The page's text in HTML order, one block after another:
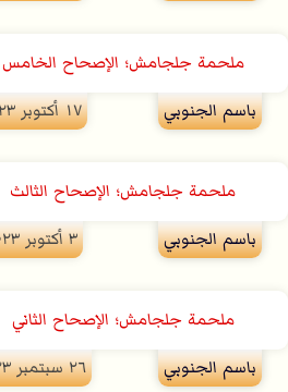
ملحمة جلجامش؛ الإصحاح الخامس
باسم الجنوبي
۱۷ أكتوبر ۲۰۲۳
ملحمة جلجامش؛ الإصحاح الثالث
باسم الجنوبي
۳ أكتوبر ۲۰۲۳
ملحمة جلجامش؛ الإصحاح الثاني
باسم الجنوبي
۲٦ سبتمبر ۲۰۲۳